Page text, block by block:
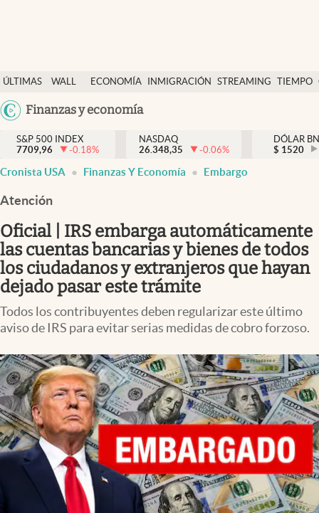
ÚLTIMAS
NOTICIAS
WALL
DÓLAR
ECONOMÍA INMIGRACIÓN STREAMING TIEMPO
México
Finanzas y economía
Finanzas y economía
Wall Street y dólar
Inmigración
Espiritual
Streaming
PC y mobile
Lifestyle
USA
S&P 500 INDEX
7709,96
-0.18%
NASDAQ
26.348,35
-0.06%
DÓLAR
$ 1520
Cronista USA Finanzas Y Economía Embargo
Atención
Oficial | IRS embarga automáticamente
las cuentas bancarias y bienes de todos
los ciudadanos y extranjeros que hayan
dejado pasar este trámite
Todos los contribuyentes deben regularizar este último
aviso de IRS para evitar serias medidas de cobro forzoso.